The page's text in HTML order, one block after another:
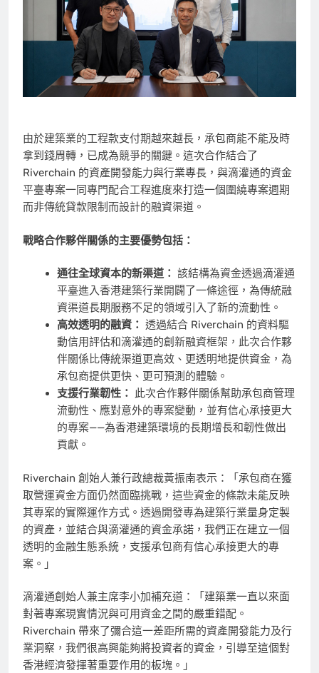
由於建築業的工程款支付期越來越長，承包商能不能及時
拿到錢周轉，已成為競爭的關鍵。這次合作結合了
Riverchain 的資產開發能力與行業專長，與滴灌通的資金
平臺專案一同專門配合工程進度來打造一個圍繞專案週期
而非傳統貸款限制而設計的融資渠道。
戰略合作夥伴關係的主要優勢包括：
通往全球資本的新渠道： 該結構為資金透過滴灌通
平臺進入香港建築行業開闢了一條途徑，為傳統融
資渠道長期服務不足的領域引入了新的流動性。
高效透明的融資： 透過結合 Riverchain 的資料驅
動信用評估和滴灌通的創新融資框架，此次合作夥
伴關係比傳統渠道更高效、更透明地提供資金，為
承包商提供更快、更可預測的體驗。
支援行業韌性： 此次合作夥伴關係幫助承包商管理
流動性、應對意外的專案變動，並有信心承接更大
的專案——為香港建築環境的長期增長和韌性做出
貢獻。
Riverchain 創始人兼行政總裁黃振南表示：「承包商在獲
取營運資金方面仍然面臨挑戰，這些資金的條款未能反映
其專案的實際運作方式。透過開發專為建築行業量身定製
的資產，並結合與滴灌通的資金承諾，我們正在建立一個
透明的金融生態系統，支援承包商有信心承接更大的專
案。」
滴灌通創始人兼主席李小加補充道：「建築業一直以來面
對著專案現實情況與可用資金之間的嚴重錯配。
Riverchain 帶來了彌合這一差距所需的資產開發能力及行
業洞察，我們很高興能夠將投資者的資金，引導至這個對
香港經濟發揮著重要作用的板塊。」